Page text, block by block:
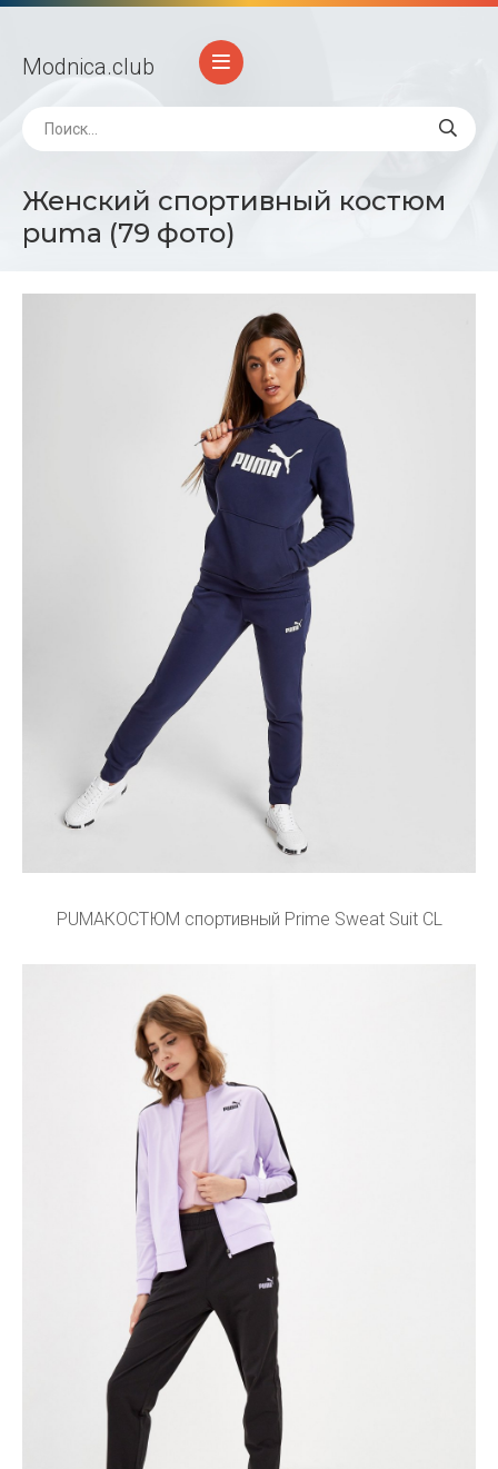
Modnica.club
Женский спортивный костюм
puma (79 фото)
PUMAКОСТЮМ спортивный Prime Sweat Suit CL